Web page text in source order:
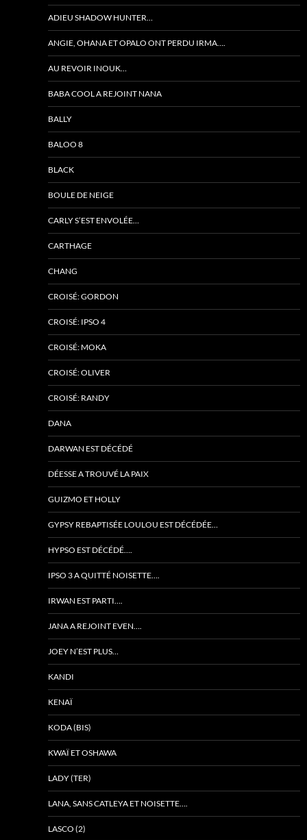
ADIEU SHADOW HUNTER…
ANGIE, OHANA ET OPALO ONT PERDU IRMA….
AU REVOIR INOUK…
BABA COOL A REJOINT NANA
BALLY
BALOO 8
BLACK
BOULE DE NEIGE
CARLY S’EST ENVOLÉE…
CARTHAGE
CHANG
CROISÉ: GORDON
CROISÉ: IPSO 4
CROISÉ: MOKA
CROISÉ: OLIVER
CROISÉ: RANDY
DANA
DARWAN EST DÉCÉDÉ
DÉESSE A TROUVÉ LA PAIX
GUIZMO ET HOLLY
GYPSY REBAPTISÉE LOULOU EST DÉCÉDÉE…
HYPSO EST DÉCÉDÉ….
IPSO 3 A QUITTÉ NOISETTE….
IRWAN EST PARTI….
JANA A REJOINT EVEN….
JOEY N’EST PLUS…
KANDI
KENAÏ
KODA (BIS)
KWAÏ ET OSHAWA
LADY (TER)
LANA, SANS CATLEYA ET NOISETTE….
LASCO (2)